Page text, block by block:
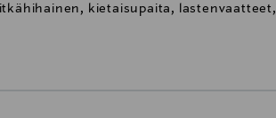
kietaisupaita, lastenvaatteet,